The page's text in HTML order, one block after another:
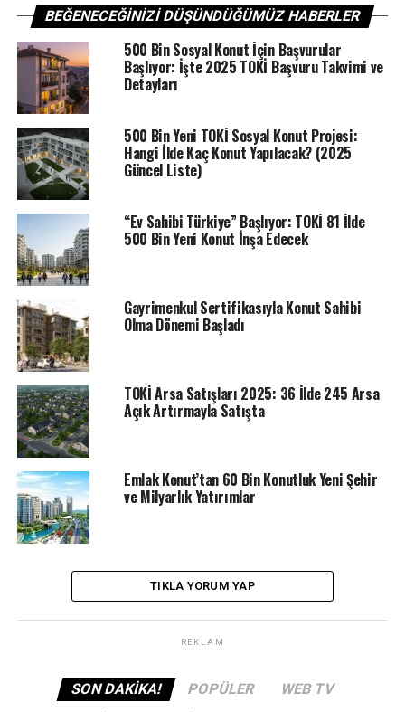
videosundan izleyebilirsiniz.Kırklareli Merkez TOKİ hak
sahipliği konut belirleme kura çekilişi sonuçları isim isim
tam listesi belirlendi. Noter huzurunda, TOKİ resmi
YouTube kanalı üzerinden canlı yayınlanan Kırklareli
Merkez konut belirleme kura sonuçları açıklandı.
KIRKLARELİ MERKEZ KURA ÇEKİLİŞİ CANLI YAYINI
ETIKETLER
400 adet 2+1 ve 3+1 daire için TOKİ Van Edremit konut
belirleme kura sonuçları belli oldu
ÖNCEKI
198 adet 2+1 ve 3+1 daire için TOKİ Konya Cihanbeyli
konut belirleme kura sonuçları açıklandı
BEĞENECEĞINIZI DÜŞÜNDÜĞÜMÜZ HABERLER
500 Bin Sosyal Konut İçin Başvurular
Başlıyor: İşte 2025 TOKİ Başvuru Takvimi ve
Detayları
500 Bin Yeni TOKİ Sosyal Konut Projesi:
Hangi İlde Kaç Konut Yapılacak? (2025
Güncel Liste)
“Ev Sahibi Türkiye” Başlıyor: TOKİ 81 İlde
500 Bin Yeni Konut İnşa Edecek
Gayrimenkul Sertifikasıyla Konut Sahibi
Olma Dönemi Başladı
TOKİ Arsa Satışları 2025: 36 İlde 245 Arsa
Açık Artırmayla Satışta
Emlak Konut’tan 60 Bin Konutluk Yeni Şehir
ve Milyarlık Yatırımlar
TIKLA YORUM YAP
REKLAM
SON DAKIKA! POPÜLER WEB TV